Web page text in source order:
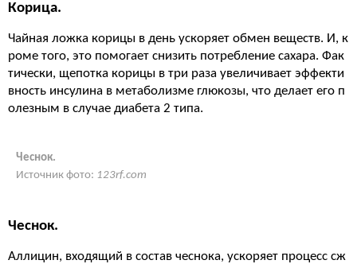
Корица.
Чайная ложка корицы в день ускоряет обмен веществ. И, к
роме того, это помогает снизить потребление сахара. Фак
тически, щепотка корицы в три раза увеличивает эффекти
вность инсулина в метаболизме глюкозы, что делает его п
олезным в случае диабета 2 типа.
Чеснок.
Источник фото: 123rf.com
Чеснок.
Аллицин, входящий в состав чеснока, ускоряет процесс сж